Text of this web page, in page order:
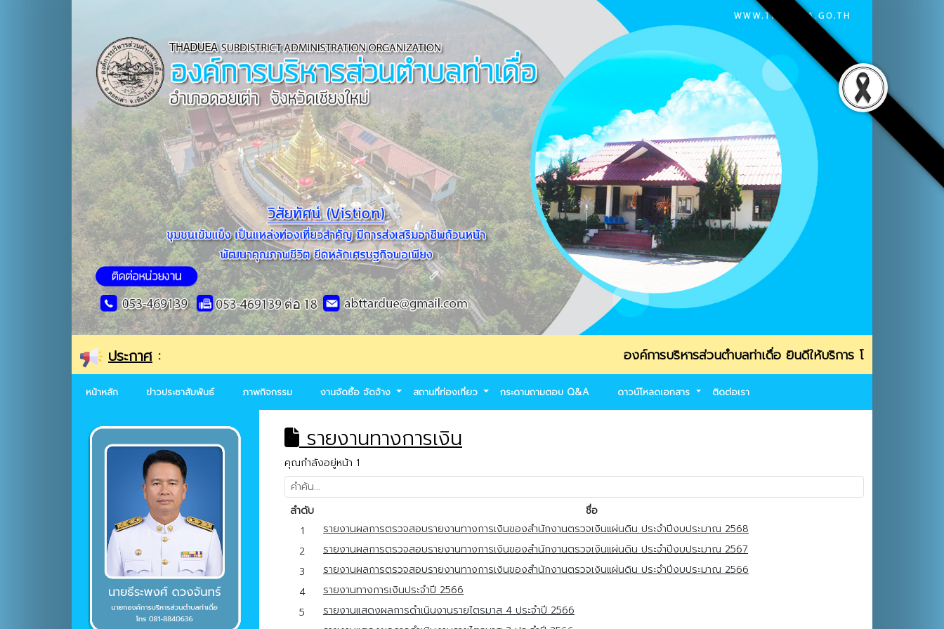
ประกาศ : องค์การบริหารส่วนตำบลท่าเดื่อ ยินดีให้บริการ โทรศัพท์ 053-469139 /
หน้าหลัก ข่าวประชาสัมพันธ์ ภาพกิจกรรม งานจัดซื้อ จัดจ้าง สถานที่ท่องเที่ยว กระดานถามตอบ Q&A ดาวน์โหลดเอกสาร ติดต่อเรา
รายงานทางการเงิน
คุณกำลังอยู่หน้า 1
ลำดับ
ชื่อ
1
รายงานผลการตรวจสอบรายงานทางการเงินของสำนักงานตรวจเงินแผ่นดิน ประจำปีงบประมาณ 2568
2
รายงานผลการตรวจสอบรายงานทางการเงินของสำนักงานตรวจเงินแผ่นดิน ประจำปีงบประมาณ 2567
3
รายงานผลการตรวจสอบรายงานทางการเงินของสำนักงานตรวจเงินแผ่นดิน ประจำปีงบประมาณ 2566
4
รายงานทางการเงินประจำปี 2566
5
รายงานแสดงผลการดำเนินงานรายไตรมาส 4 ประจำปี 2566